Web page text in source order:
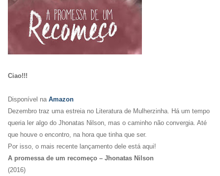
Ciao!!!
Disponível na Amazon
Dezembro traz uma estreia no Literatura de Mulherzinha. Há um tempo
queria ler algo do Jhonatas Nilson, mas o caminho não convergia. Até
que houve o encontro, na hora que tinha que ser.
Por isso, o mais recente lançamento dele está aqui!
A promessa de um recomeço – Jhonatas Nilson
(2016)